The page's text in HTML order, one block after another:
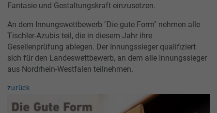
Fantasie und Gestaltungskraft einzusetzen.
An dem Innungswettbewerb "Die gute Form" nehmen alle
Tischler-Azubis teil, die in diesem Jahr ihre
Gesellenprüfung ablegen. Der Innungssieger qualifiziert
sich für den Landeswettbewerb, an dem alle Innungssieger
aus Nordrhein-Westfalen teilnehmen.
zurück